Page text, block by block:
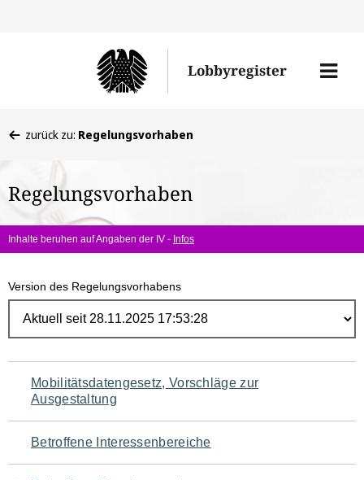
Lobbyregister
Menü
befinden
hier:
zurück zu: Regelungsvorhaben
Regelungsvorhaben
Inhalte beruhen auf Angaben der IV - Infos
Version des Regelungsvorhabens
Navigation
für
den
Mobilitätsdatengesetz, Vorschläge zur
Ausgestaltung
Betroffene Interessenbereiche